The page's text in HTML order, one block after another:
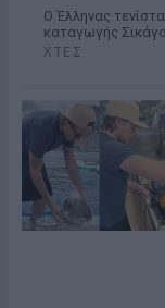
Ο Έλληνας
καταγωγής
ΧΤΕΣ